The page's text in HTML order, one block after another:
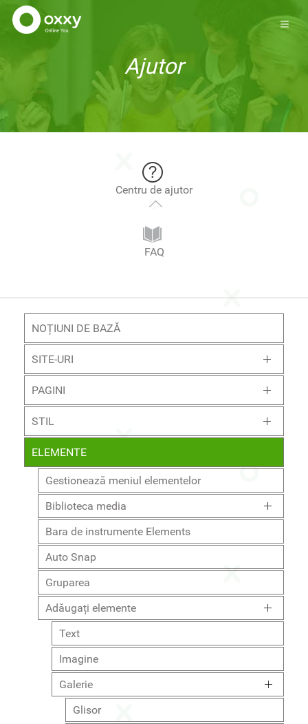
Ajutor
Centru de ajutor
FAQ
NOȚIUNI DE BAZĂ
SITE-URI
PAGINI
STIL
ELEMENTE
Gestionează meniul elementelor
Biblioteca media
Bara de instrumente Elements
Auto Snap
Gruparea
Adăugați elemente
Text
Imagine
Galerie
Glisor